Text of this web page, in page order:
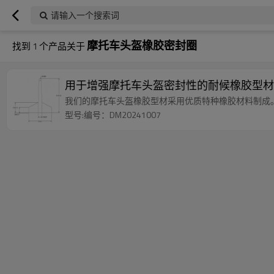
请输入一个搜索词
找到 1 个产品关于摩托车头盔橡胶密封圈
用于增强摩托车头盔密封性的耐候橡胶型材
我们的摩托车头盔橡胶型材采用优质特种橡胶材料制成
型号:编号：DM20241007